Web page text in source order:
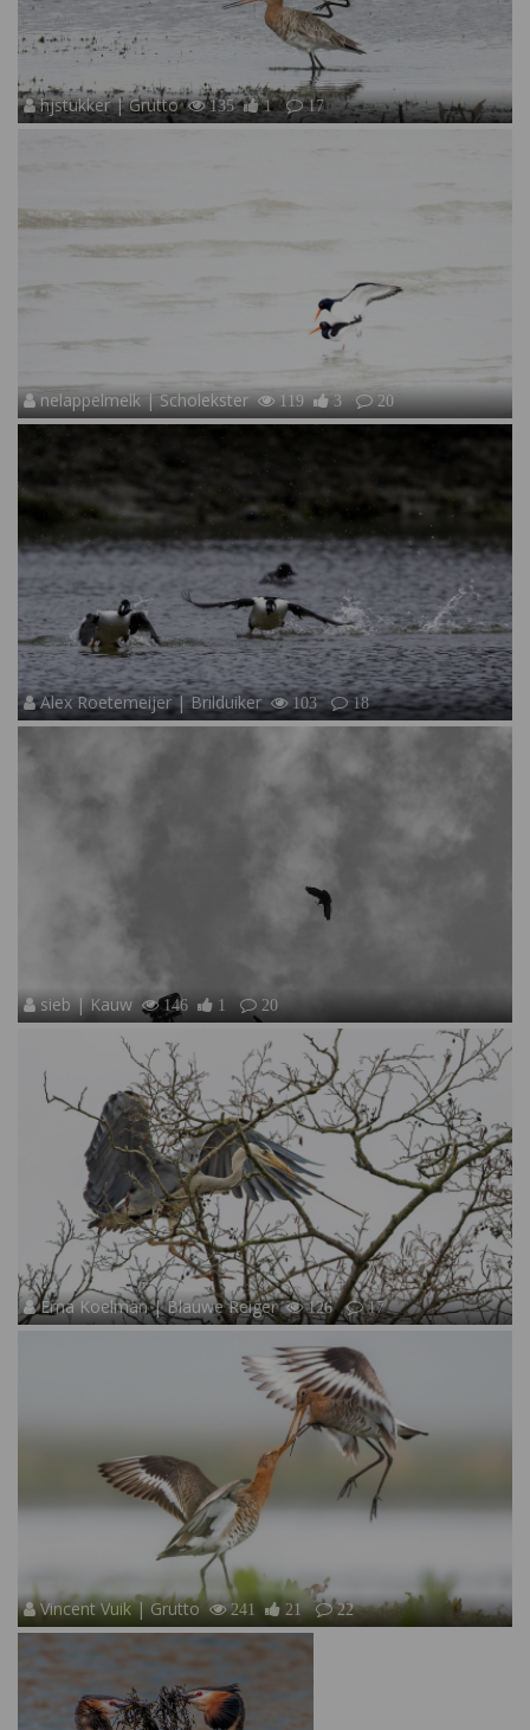
hjstukker | Grutto 135 1 17
nelappelmelk | Scholekster 119 3 20
Alex Roetemeijer | Brilduiker 103 18
sieb | Kauw 146 1 20
Erna Koelman | Blauwe Reiger 126 17
Vincent Vuik | Grutto 241 21 22